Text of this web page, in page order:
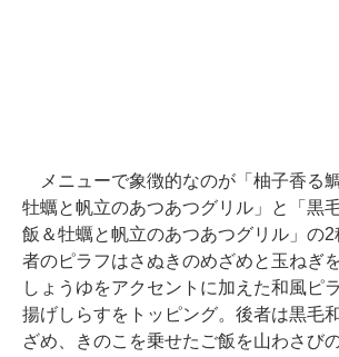
メニューで象徴的なのが「柚子香る
牡蠣と帆立のあつあつグリル」と「黒
飯＆牡蠣と帆立のあつあつグリル」の
者のピラフはさぬきのめざめと玉ねぎ
しょうゆをアクセントに加えた和風ピ
揚げしらすをトッピング。後者は黒毛
ざめ、きのこを乗せたご飯を山わさび